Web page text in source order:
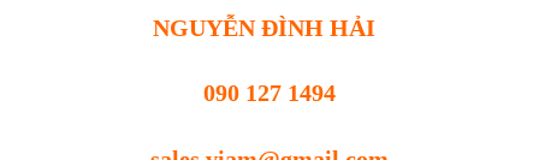
NGUYỄN ĐÌNH HẢI
090 127 1494